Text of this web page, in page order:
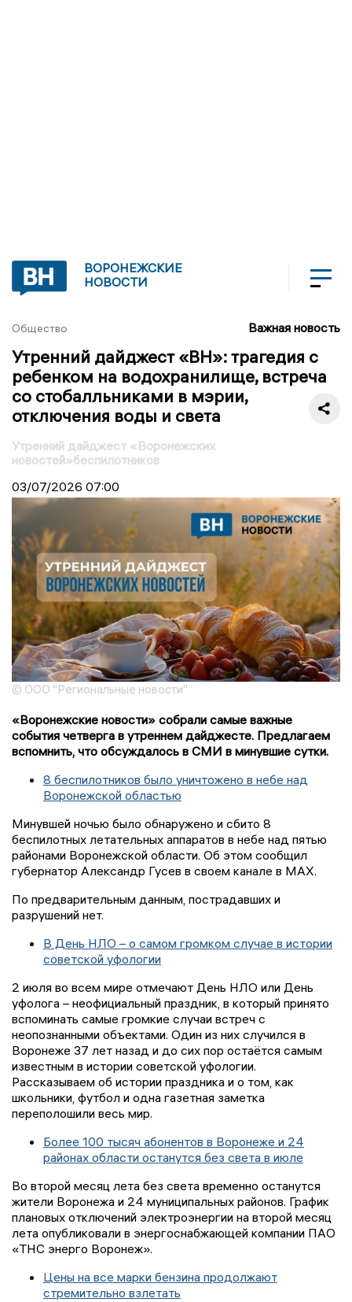
ВОРОНЕЖСКИЕ
НОВОСТИ
Общество Важная новость
Утренний дайджест «ВН»: трагедия с
ребенком на водохранилище, встреча
со стобалльниками в мэрии,
отключения воды и света
Утренний дайджест «Воронежских
новостей»беспилотников
03/07/2026 07:00
© ООО "Региональные новости"
«Воронежские новости» собрали самые важные
события четверга в утреннем дайджесте. Предлагаем
вспомнить, что обсуждалось в СМИ в минувшие сутки.
8 беспилотников было уничтожено в небе над
Воронежской областью
Минувшей ночью было обнаружено и сбито 8
беспилотных летательных аппаратов в небе над пятью
районами Воронежской области. Об этом сообщил
губернатор Александр Гусев в своем канале в MAX.
По предварительным данным, пострадавших и
разрушений нет.
В День НЛО – о самом громком случае в истории
советской уфологии
2 июля во всем мире отмечают День НЛО или День
уфолога – неофициальный праздник, в который принято
вспоминать самые громкие случаи встреч с
неопознанными объектами. Один из них случился в
Воронеже 37 лет назад и до сих пор остаётся самым
известным в истории советской уфологии.
Рассказываем об истории праздника и о том, как
школьники, футбол и одна газетная заметка
переполошили весь мир.
Более 100 тысяч абонентов в Воронеже и 24
районах области останутся без света в июле
Во второй месяц лета без света временно останутся
жители Воронежа и 24 муниципальных районов. График
плановых отключений электроэнергии на второй месяц
лета опубликовали в энергоснабжающей компании ПАО
«ТНС энерго Воронеж».
Цены на все марки бензина продолжают
стремительно взлетать